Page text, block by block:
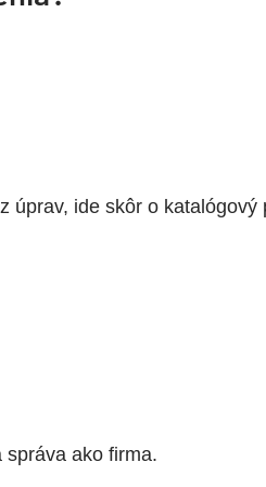
úprav, ide skôr o katalógový
ako firma.